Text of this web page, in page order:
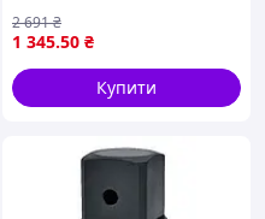
трещоткою і удлинителем
1 345.50 ₴
2 691₴
Купити